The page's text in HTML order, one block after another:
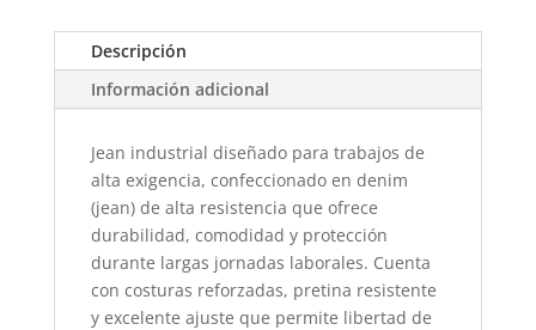
Descripción
Información adicional
Jean industrial diseñado para trabajos de
alta exigencia, confeccionado en denim
(jean) de alta resistencia que ofrece
durabilidad, comodidad y protección
durante largas jornadas laborales. Cuenta
con costuras reforzadas, pretina resistente
y excelente ajuste que permite libertad de